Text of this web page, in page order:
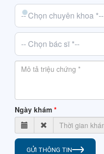
-- Chọn chuyên khoa *--
-- Chọn bác sĩ *--
Ngày khám
GỬI THÔNG TIN